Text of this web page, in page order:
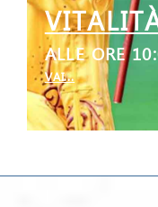
ALLE ORE
VAI...